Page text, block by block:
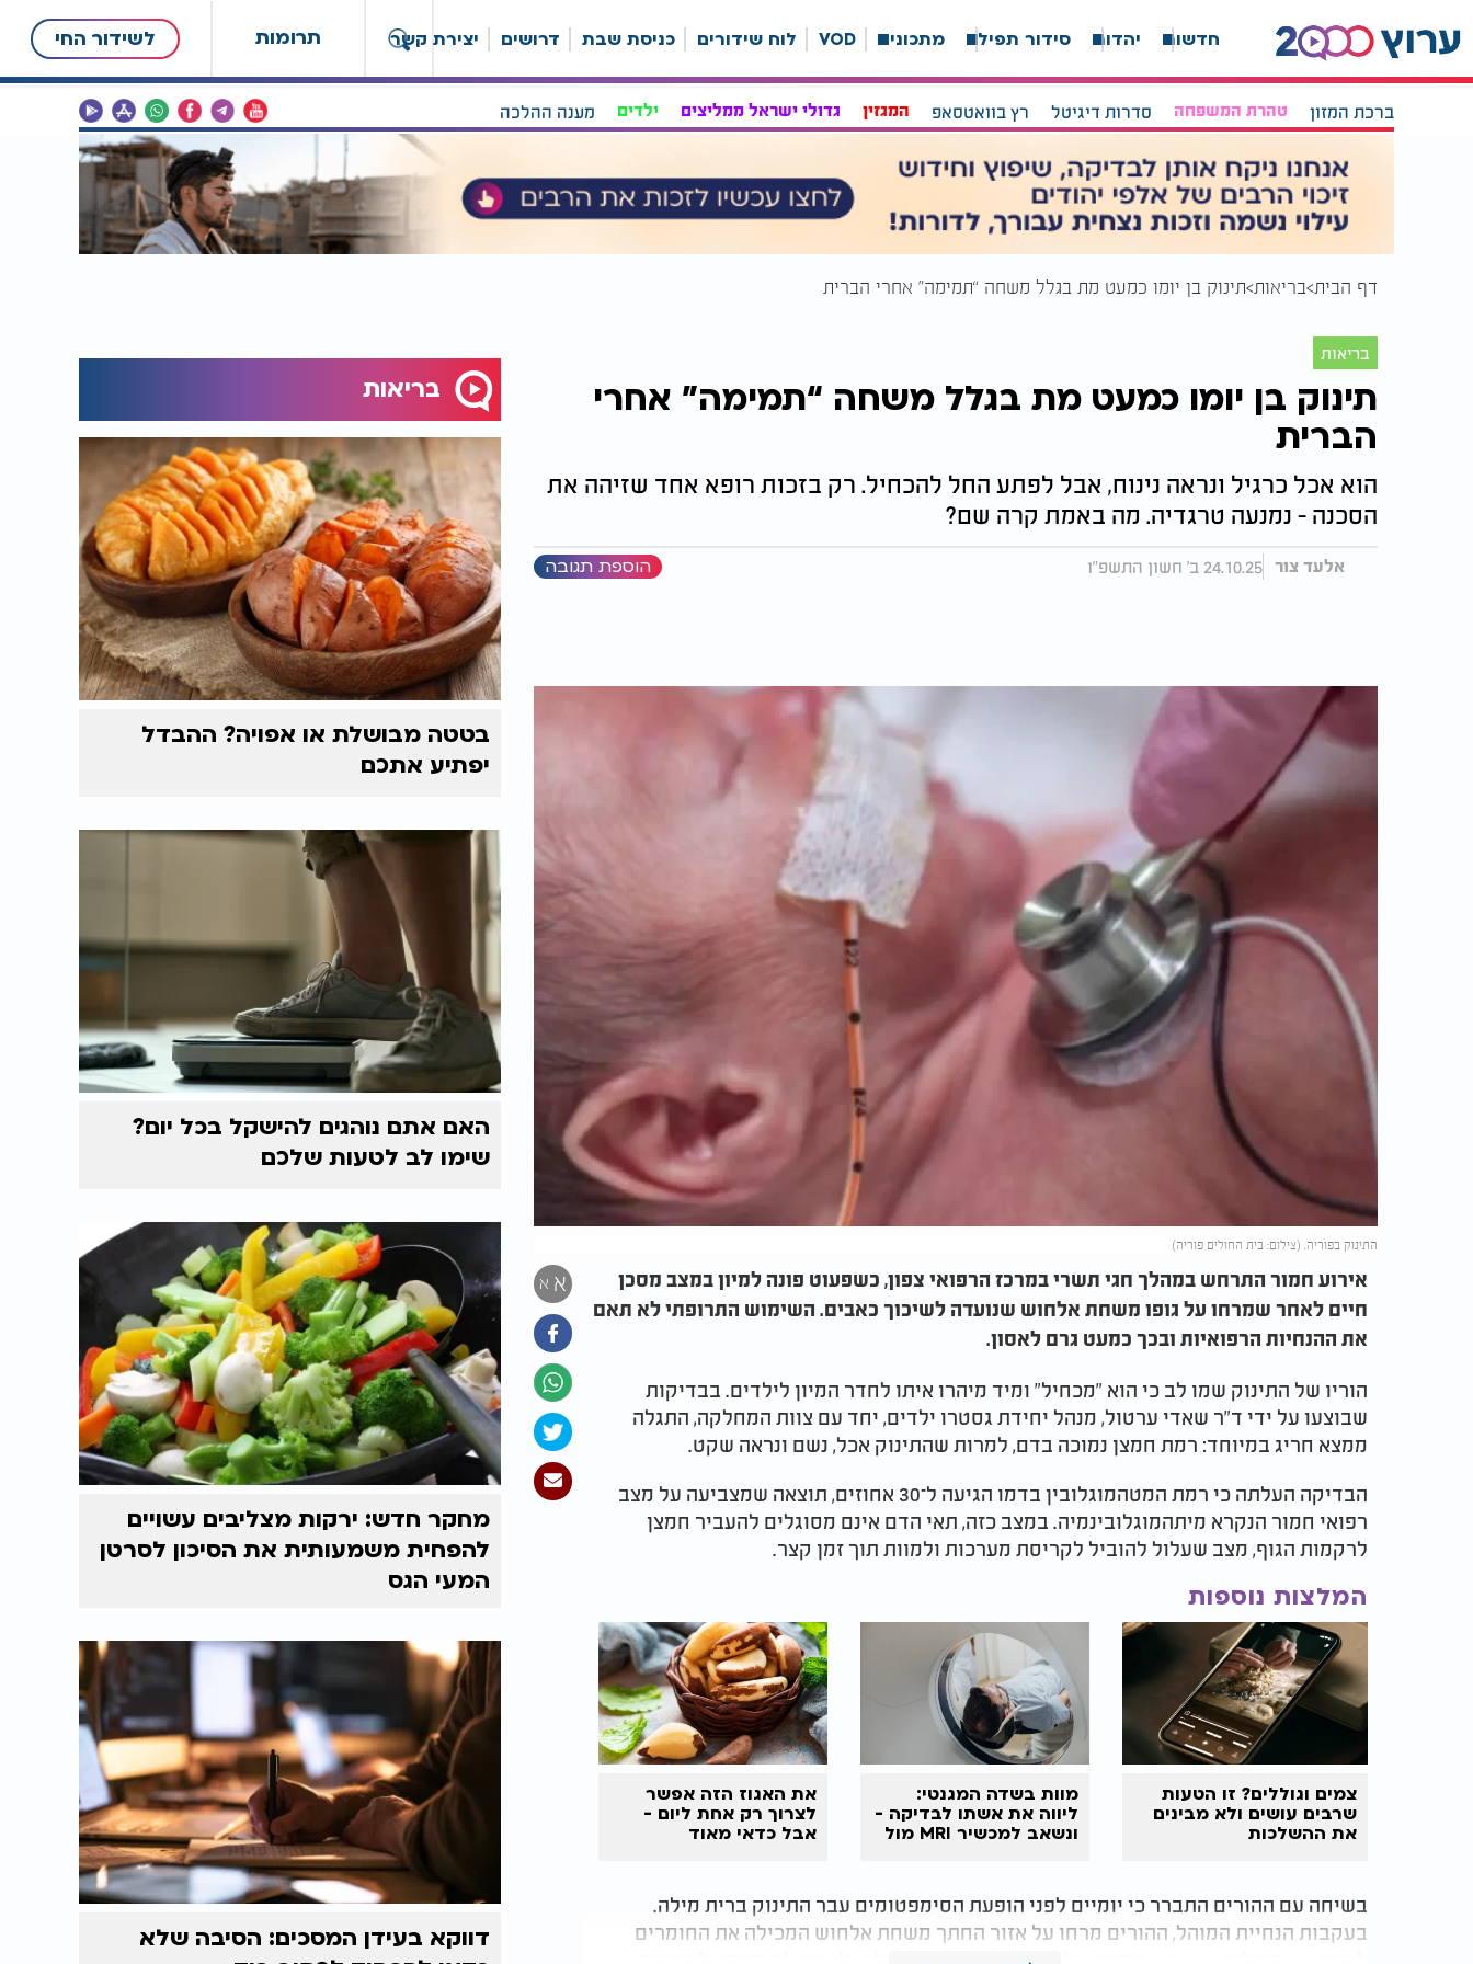
תרומות לשידור החי חדשות יהדות סידור תפילה מתכונים VOD לוח שידורים כניסת שבת דרושים יצירת קשר
ברכת המזון טהרת המשפחה סדרות דיגיטל רץ בוואטסאפ המגזין גדולי ישראל ממליצים ילדים מענה ההלכה
דף הבית בריאות תינוק בן יומו כמעט מת בגלל משחה “תמימה” אחרי הברית
בריאות
תינוק בן יומו כמעט מת בגלל משחה “תמימה” אחרי
הברית
הוא אכל כרגיל ונראה נינוח, אבל לפתע החל להכחיל. רק בזכות רופא אחד שזיהה את
הסכנה - נמנעה טרגדיה. מה באמת קרה שם?
אלעד צור 24.10.25 ב' חשון התשפ"ו הוספת תגובה
התינוק בפוריה. (צילום: בית החולים פוריה)
א א
אירוע חמור התרחש במהלך חגי תשרי במרכז הרפואי צפון, כשפעוט פונה למיון במצב מסכן
חיים לאחר שמרחו על גופו משחת אלחוש שנועדה לשיכוך כאבים. השימוש התרופתי לא תאם
את ההנחיות הרפואיות ובכך כמעט גרם לאסון.
הוריו של התינוק שמו לב כי הוא "מכחיל" ומיד מיהרו איתו לחדר המיון לילדים. בבדיקות
שבוצעו על ידי ד"ר שאדי ערטול, מנהל יחידת גסטרו ילדים, יחד עם צוות המחלקה, התגלה
ממצא חריג במיוחד: רמת חמצן נמוכה בדם, למרות שהתינוק אכל, נשם ונראה שקט.
הבדיקה העלתה כי רמת המטהמוגלובין בדמו הגיעה ל־30 אחוזים, תוצאה שמצביעה על מצב
רפואי חמור הנקרא מיתהמוגלובינמיה. במצב כזה, תאי הדם אינם מסוגלים להעביר חמצן
לרקמות הגוף, מצב שעלול להוביל לקריסת מערכות ולמוות תוך זמן קצר.
המלצות נוספות
צמים וגוללים? זו הטעות
שרבים עושים ולא מבינים
את ההשלכות
מוות בשדה המגנטי:
ליווה את אשתו לבדיקה -
ונשאב למכשיר MRI מול
את האגוז הזה אפשר
לצרוך רק אחת ליום -
אבל כדאי מאוד
בשיחה עם ההורים התברר כי יומיים לפני הופעת הסימפטומים עבר התינוק ברית מילה.
בעקבות הנחיית המוהל, ההורים מרחו על אזור החתך משחת אלחוש המכילה את החומרים
בריאות
בטטה מבושלת או אפויה? ההבדל
יפתיע אתכם
האם אתם נוהגים להישקל בכל יום?
שימו לב לטעות שלכם
מחקר חדש: ירקות מצליבים עשויים
להפחית משמעותית את הסיכון לסרטן
המעי הגס
דווקא בעידן המסכים: הסיבה שלא